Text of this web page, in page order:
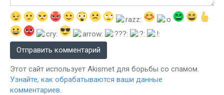
Этот сайт использует Akismet для борьбы со спамом.
Узнайте, как обрабатываются ваши данные
комментариев